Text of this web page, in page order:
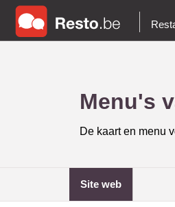
Menu's
De kaart en menu
site web